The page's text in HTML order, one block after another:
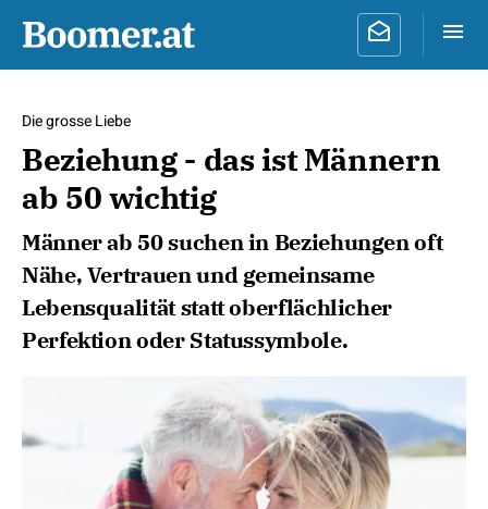
Die grosse Liebe
Beziehung - das ist Männern
ab 50 wichtig
Männer ab 50 suchen in Beziehungen oft
Nähe, Vertrauen und gemeinsame
Lebensqualität statt oberflächlicher
Perfektion oder Statussymbole.